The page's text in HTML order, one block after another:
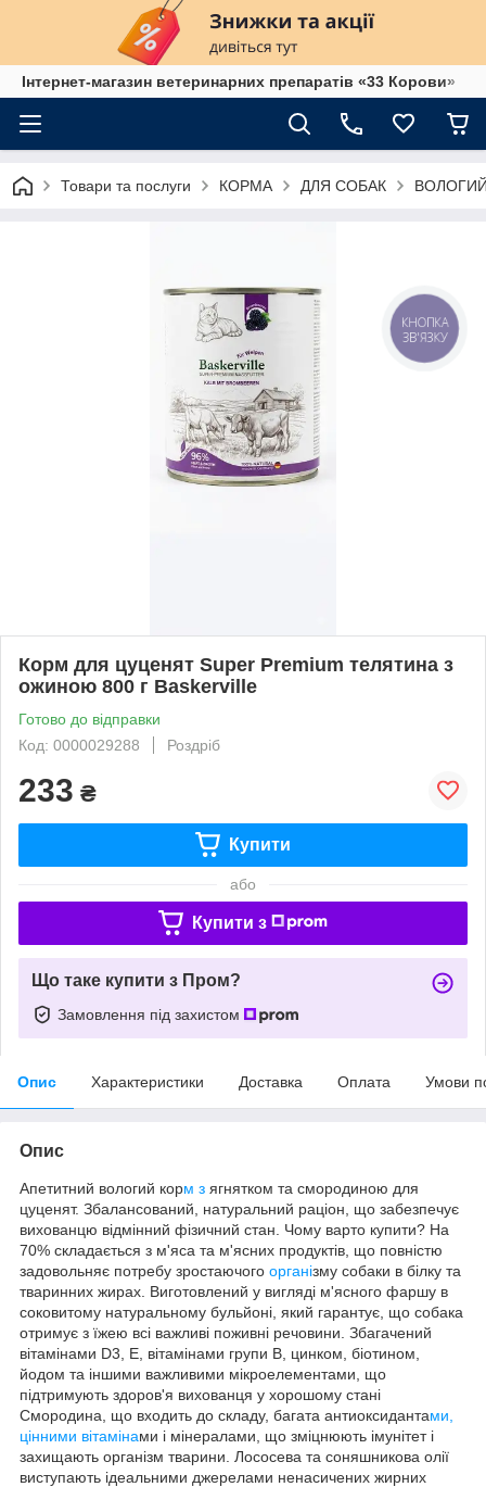
Інтернет-магазин ветеринарних препаратів «33 Корови»
Товари та послуги КОРМА ДЛЯ СОБАК
Корм для цуценят Super Premium телятина з
ожиною 800 г Baskerville
Готово до відправки
Код: 0000029288
Роздріб
233 ₴
Купити
або
Купити з
Що таке купити з Пром?
Замовлення під захистом
Опис Характеристики Доставка Оплата Умови
Опис
Апетитний вологий корм з ягнятком та смородиною для
цуценят. Збалансований, натуральний раціон, що забезпечує
вихованцю відмінний фізичний стан. Чому варто купити? На
70% складається з м'яса та м'ясних продуктів, що повністю
задовольняє потребу зростаючого організму собаки в білку та
тваринних жирах. Виготовлений у вигляді м'ясного фаршу в
соковитому натуральному бульйоні, який гарантує, що собака
отримує з їжею всі важливі поживні речовини. Збагачений
вітамінами D3, Е, вітамінами групи В, цинком, біотином,
йодом та іншими важливими мікроелементами, що
підтримують здоров'я вихованця у хорошому стані
Смородина, що входить до складу, багата антиоксидантами,
цінними вітамінами і мінералами, що зміцнюють імунітет і
захищають організм тварини. Лососева та соняшникова олії
виступають ідеальними джерелами ненасичених жирних
КНОПКА
ЗВ'ЯЗКУ